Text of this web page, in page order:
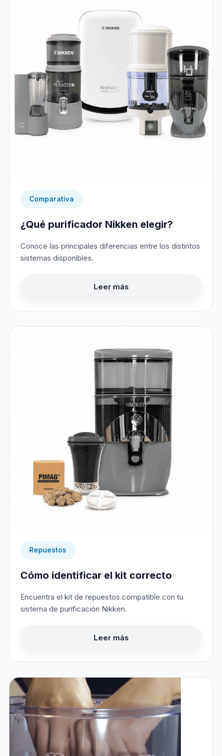
Comparativa
¿Qué purificador Nikken elegir?
Conoce las principales diferencias entre los distintos
sistemas disponibles.
Leer más
Repuestos
Cómo identificar el kit correcto
Encuentra el kit de repuestos compatible con tu
sistema de purificación Nikken.
Leer más